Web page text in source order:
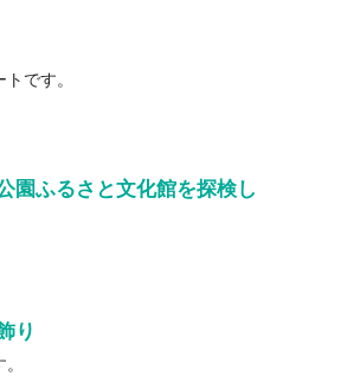
です。
園ふるさと文化館を探検し
り